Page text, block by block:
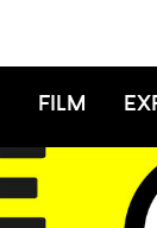
Film